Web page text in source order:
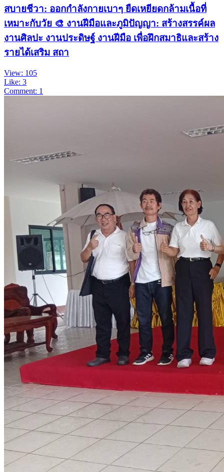
สบายชีวา: ออกกำลังกายเบาๆ ยืดเหยียดกล้ามเนื้อที่
เหมาะกับวัย 🎨 งานฝีมือและภูมิปัญญา: สร้างสรรค์ผล
งานศิลปะ งานประดิษฐ์ งานฝีมือ เพื่อฝึกสมาธิและสร้าง
รายได้เสริม สถา
View: 105
Like: 3
Comment: 1